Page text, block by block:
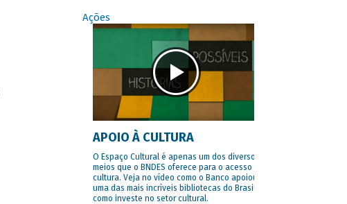
Ações
APOIO À CULTURA
O Espaço Cultural é apenas um dos diversos
meios que o BNDES oferece para o acesso à
cultura. Veja no vídeo como o Banco apoiou
uma das mais incríveis bibliotecas do Brasil e
como investe no setor cultural.